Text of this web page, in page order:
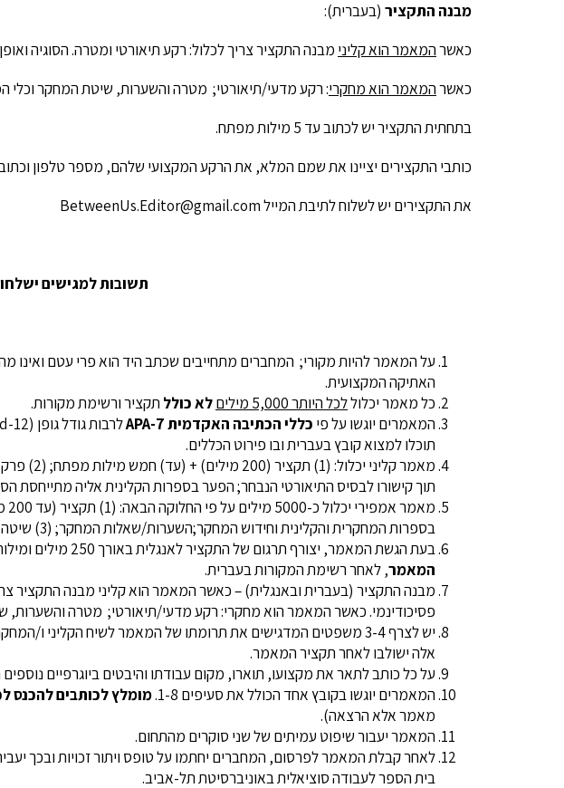
מבנה התקציר (בעברית):
כאשרהמאמר הוא קליני מבנה התקציר צריך לכלול: רקע תיאורטי ומטרה. הסוגיה
כאשרהמאמר הוא מחקרי: רקע מדעי/תיאורטי; מטרה והשערות, שיטת המחקר וכלי
בתחתית התקציר יש לכתוב עד 5 מילות מפתח.
כותבי התקצירים יציינו את שמם המלא, את הרקע המקצועי שלהם, מספר טלפון
את התקצירים יש לשלוח לתיבת המיילBetweenUs.Editor@gmail.com
תשובות למגישים
על המאמר להיות מקורי; המחברים מתחייבים שכתב היד הוא פרי עטם ואינו
האתיקה המקצועית.
כל מאמר יכלוללכל היותר 5,000 מילים לא כולל תקציר ורשימת מקורות.
המאמרים יוגשו על פי כללי הכתיבה האקדמית APA-7
תוכלו למצואקובץ בעברית ובו פירוט הכללים.
תוך קישורו לבסיס התיאורטי הנבחר; הפער בספרות הקלינית אליה מתייחסת הסוגייה (במידה וקיים); (4) דיון;
בספרות המחקרית והקלינית וחידוש המחקר;השערות/שאלות המחקר; (3) שיטה; (4) ממצאים; (5) דיון; (6) מסקנות, המלצות לפרקטיקה ומגבלות המחקר.
בעת הגשת המאמר, יצורף תרגום של התקציר לאנגלית באורך 250 מילים ומילות מפתח התואמות את מילות המפתח בעברית.
המאמר, לאחר רשימת המקורות בעברית.
מבנה התקציר (בעברית ובאנגלית) – כאשר המאמר הוא קליני מבנה התקציר
פסיכודינמי. כאשר המאמר הוא מחקרי: רקע מדעי/תיאורטי; מטרה והשערות,
יש לצרף 3-4 משפטים המדגישים את תרומתו של המאמר לשיח
אלה ישולבו לאחר תקציר המאמר.
על כל כותב לתאר את מקצועו, תוארו, מקום עבודתו והיבטים ביוגרפיים נוספים
המאמרים יוגשו בקובץ אחד הכולל את סעיפים 1-8.
מומלץ לכותבים להכנס
מאמר אלא הרצאה).
המאמר יעבור שיפוט עמיתים של שני סוקרים מהתחום.
לאחר קבלת המאמר לפרסום, המחברים יחתמו על טופס ויתור זכויות ובכך
בית הספר לעבודה סוציאלית באוניברסיטת תל-אביב.